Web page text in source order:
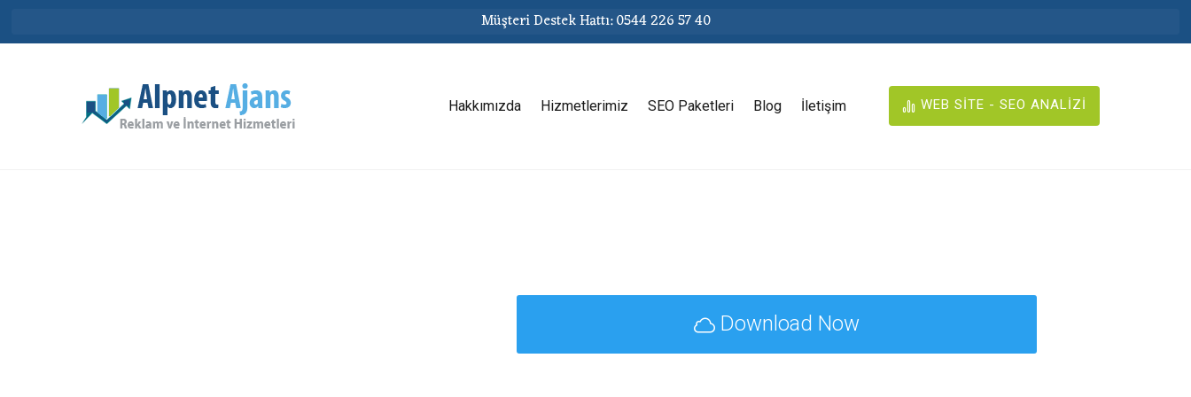
Müşteri Destek Hattı: 0544 226 57 40
Hakkımızda Hizmetlerimiz SEO Paketleri Blog İletişim WEB SİTE - SEO ANALİZİ
Download Now